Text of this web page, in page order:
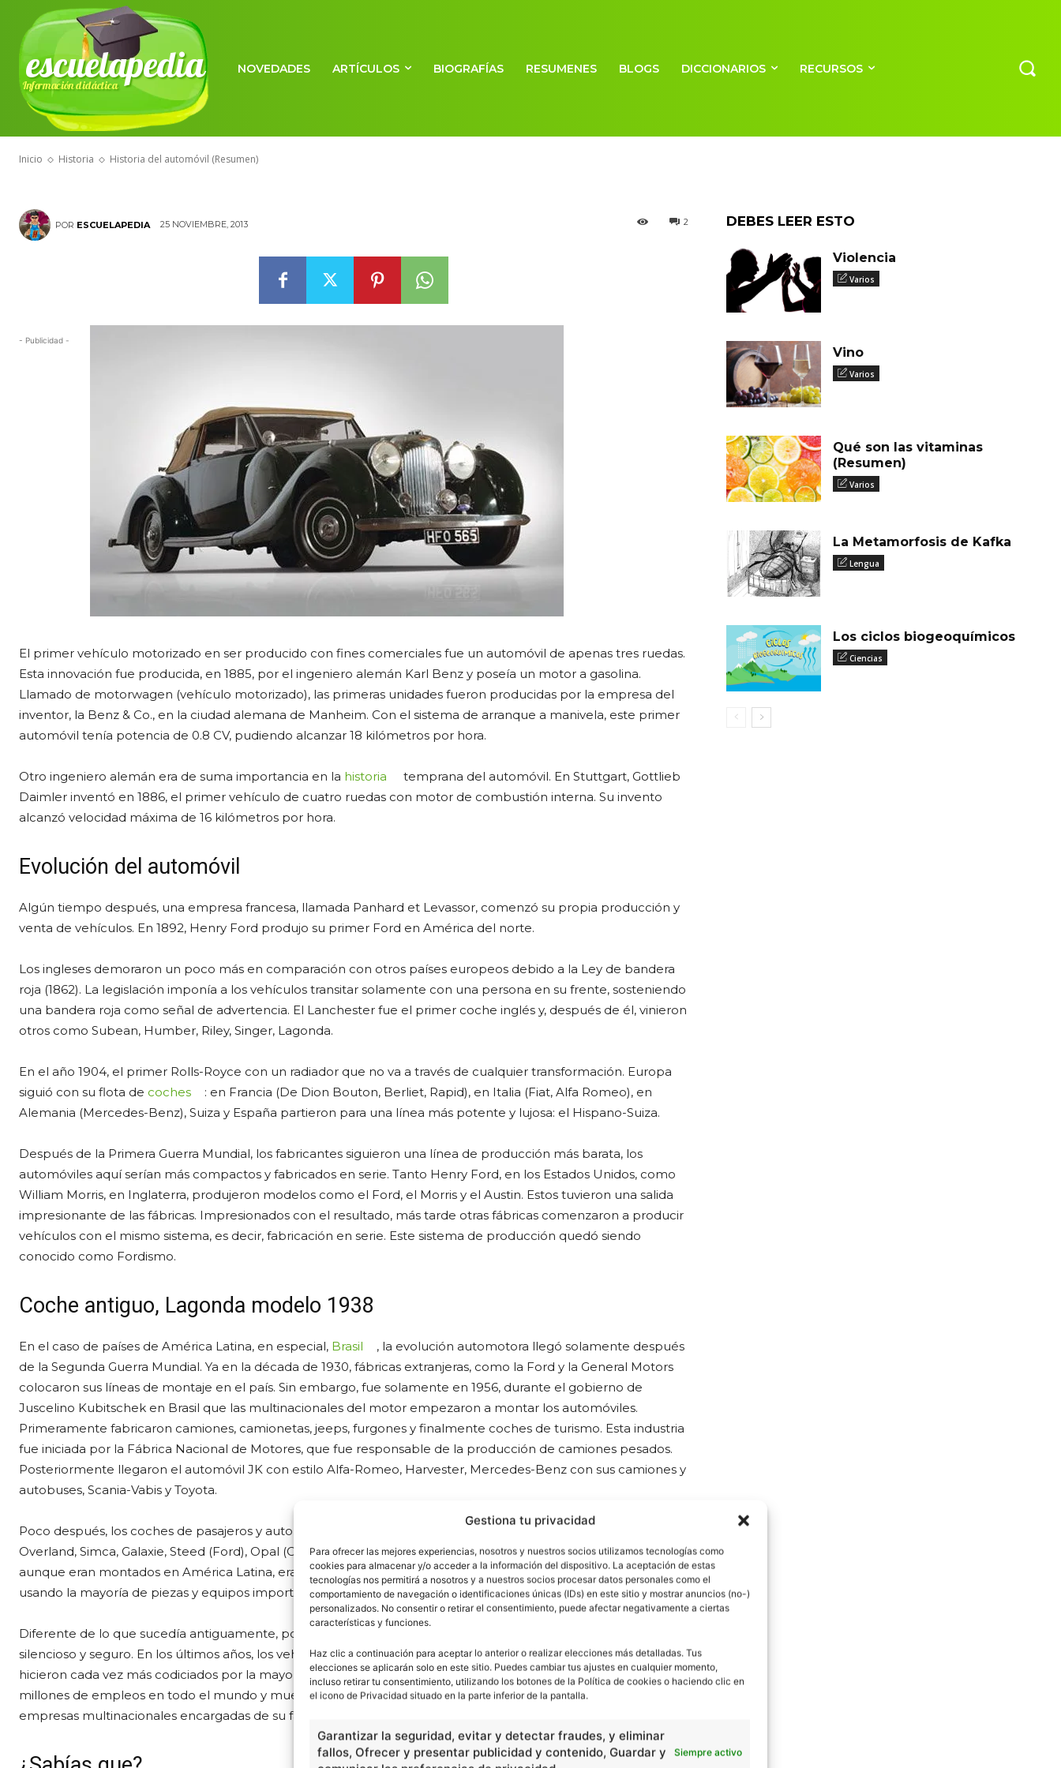
Gestiona tu privacidad
Para ofrecer las mejores experiencias, nosotros y nuestros socios utilizamos tecnologías como
cookies para almacenar y/o acceder a la información del dispositivo. La aceptación de estas
tecnologías nos permitirá a nosotros y a nuestros socios procesar datos personales como el
comportamiento de navegación o identificaciones únicas (IDs) en este sitio y mostrar anuncios (no-)
personalizados. No consentir o retirar el consentimiento, puede afectar negativamente a ciertas
características y funciones.
Haz clic a continuación para aceptar lo anterior o realizar elecciones más detalladas. Tus
elecciones se aplicarán solo en este sitio. Puedes cambiar tus ajustes en cualquier momento,
incluso retirar tu consentimiento, utilizando los botones de la Política de cookies o haciendo clic en
el icono de Privacidad situado en la parte inferior de la pantalla.
Garantizar la seguridad, evitar y detectar fraudes, y eliminar
fallos, Ofrecer y presentar publicidad y contenido, Guardar y
Siempre activo
escuelapedia
Información didáctica
NOVEDADES ARTÍCULOS BIOGRAFÍAS RESUMENES BLOGS DICCIONARIOS RECURSOS
Inicio Historia Historia del automóvil (Resumen)
HISTORIA
Historia del automóvil (Resumen)
POR ESCUELAPEDIA 25 NOVIEMBRE, 2013 2
- Publicidad -
El primer vehículo motorizado en ser producido con fines comerciales fue un automóvil de apenas tres ruedas.
Esta innovación fue producida, en 1885, por el ingeniero alemán Karl Benz y poseía un motor a gasolina.
Llamado de motorwagen (vehículo motorizado), las primeras unidades fueron producidas por la empresa del
inventor, la Benz & Co., en la ciudad alemana de Manheim. Con el sistema de arranque a manivela, este primer
automóvil tenía potencia de 0.8 CV, pudiendo alcanzar 18 kilómetros por hora.
Otro ingeniero alemán era de suma importancia en la historia
temprana del automóvil. En Stuttgart, Gottlieb
Daimler inventó en 1886, el primer vehículo de cuatro ruedas con motor de combustión interna. Su invento
alcanzó velocidad máxima de 16 kilómetros por hora.
Evolución del automóvil
Algún tiempo después, una empresa francesa, llamada Panhard et Levassor, comenzó su propia producción y
venta de vehículos. En 1892, Henry Ford produjo su primer Ford en América del norte.
Los ingleses demoraron un poco más en comparación con otros países europeos debido a la Ley de bandera
roja (1862). La legislación imponía a los vehículos transitar solamente con una persona en su frente, sosteniendo
una bandera roja como señal de advertencia. El Lanchester fue el primer coche inglés y, después de él, vinieron
otros como Subean, Humber, Riley, Singer, Lagonda.
En el año 1904, el primer Rolls-Royce con un radiador que no va a través de cualquier transformación. Europa
siguió con su flota de coches
: en Francia (De Dion Bouton, Berliet, Rapid), en Italia (Fiat, Alfa Romeo), en
Alemania (Mercedes-Benz), Suiza y España partieron para una línea más potente y lujosa: el Hispano-Suiza.
Después de la Primera Guerra Mundial, los fabricantes siguieron una línea de producción más barata, los
automóviles aquí serían más compactos y fabricados en serie. Tanto Henry Ford, en los Estados Unidos, como
William Morris, en Inglaterra, produjeron modelos como el Ford, el Morris y el Austin. Estos tuvieron una salida
impresionante de las fábricas. Impresionados con el resultado, más tarde otras fábricas comenzaron a producir
vehículos con el mismo sistema, es decir, fabricación en serie. Este sistema de producción quedó siendo
conocido como Fordismo.
Coche antiguo, Lagonda modelo 1938
En el caso de países de América Latina, en especial, Brasil
, la evolución automotora llegó solamente después
de la Segunda Guerra Mundial. Ya en la década de 1930, fábricas extranjeras, como la Ford y la General Motors
colocaron sus líneas de montaje en el país. Sin embargo, fue solamente en 1956, durante el gobierno de
Juscelino Kubitschek en Brasil que las multinacionales del motor empezaron a montar los automóviles.
Primeramente fabricaron camiones, camionetas, jeeps, furgones y finalmente coches de turismo. Esta industria
fue iniciada por la Fábrica Nacional de Motores, que fue responsable de la producción de camiones pesados.
Posteriormente llegaron el automóvil JK con estilo Alfa-Romeo, Harvester, Mercedes-Benz con sus camiones y
autobuses, Scania-Vabis y Toyota.
Poco después, los coches de pasajeros y autobuses comenzaron a fabricarse: Volkswagen, DKW-Vemag, Willys-
Overland, Simca, Galaxie, Steed (Ford), Opal (Chevrolet), Regente y Dart (Chrysler). Todos estos vehículos,
aunque eran montados en América Latina, eran proyectados en las matrices europeas y norteamericanas,
usando la mayoría de piezas y equipos importados.
Diferente de lo que sucedía antiguamente, poseía características como confort y rapidez, además de ser más
silencioso y seguro. En los últimos años, los vehículos vienen pasando por innumerables cambios y estos los
hicieron cada vez más codiciados por la mayoría de los consumidores. Todo el proceso de fabricación genera
millones de empleos en todo el mundo y mueve miles de millones de dólares, generando lucros a las
empresas multinacionales encargadas de su fabricación y distribución.
DEBES LEER ESTO
Violencia
Varios
Vino
Varios
Qué son las vitaminas
(Resumen)
Varios
La Metamorfosis de Kafka
Lengua
Los ciclos biogeoquímicos
Ciencias